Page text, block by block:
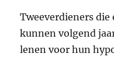
Tweeverdieners
kunnen volgend
lenen voor hun